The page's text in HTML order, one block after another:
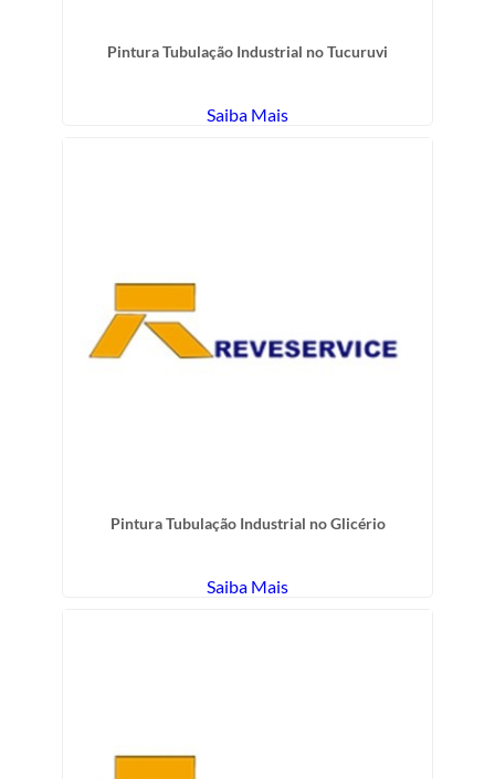
Pintura Tubulação Industrial no Tucuruvi
Saiba Mais
Pintura Tubulação Industrial no Glicério
Saiba Mais